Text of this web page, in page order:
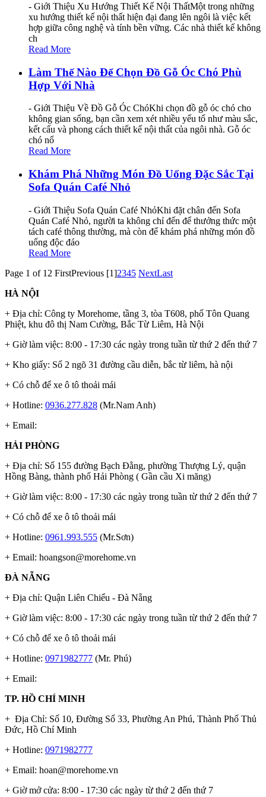
- Giới Thiệu Xu Hướng Thiết Kế Nội ThấtMột trong những
xu hướng thiết kế nội thất hiện đại đang lên ngôi là việc kết
hợp giữa công nghệ và tính bền vững. Các nhà thiết kế không
ch
Read More
Làm Thế Nào Để Chọn Đồ Gỗ Óc Chó Phù
Hợp Với Nhà
- Giới Thiệu Về Đồ Gỗ Óc ChóKhi chọn đồ gỗ óc chó cho
không gian sống, bạn cần xem xét nhiều yếu tố như màu sắc,
kết cấu và phong cách thiết kế nội thất của ngôi nhà. Gỗ óc
chó nổ
Read More
Khám Phá Những Món Đồ Uống Đặc Sắc Tại
Sofa Quán Café Nhỏ
- Giới Thiệu Sofa Quán Café NhỏKhi đặt chân đến Sofa
Quán Café Nhỏ, người ta không chỉ đến để thưởng thức một
tách café thông thường, mà còn để khám phá những món đồ
uống độc đáo
Read More
Page 1 of 12 FirstPrevious [1]2345 NextLast
HÀ NỘI
+ Địa chỉ: Công ty Morehome, tầng 3, tòa T608, phố Tôn Quang
Phiệt, khu đô thị Nam Cường, Bắc Từ Liêm, Hà Nội
+ Giờ làm việc: 8:00 - 17:30 các ngày trong tuần từ thứ 2 đến thứ 7
+ Kho giấy: Số 2 ngõ 31 đường cầu diễn, bắc từ liêm, hà nội
+ Có chỗ để xe ô tô thoải mái
+ Hotline: 0936.277.828 (Mr.Nam Anh)
+ Email:
HẢI PHÒNG
+ Địa chỉ: Số 155 đường Bạch Đằng, phường Thượng Lý, quận
Hồng Bàng, thành phố Hải Phòng ( Gần cầu Xi măng)
+ Giờ làm việc: 8:00 - 17:30 các ngày trong tuần từ thứ 2 đến thứ 7
+ Có chỗ để xe ô tô thoải mái
+ Hotline: 0961.993.555 (Mr.Sơn)
+ Email: hoangson@morehome.vn
ĐÀ NẴNG
+ Địa chỉ: Quận Liên Chiểu - Đà Nẵng
+ Giờ làm việc: 8:00 - 17:30 các ngày trong tuần từ thứ 2 đến thứ 7
+ Có chỗ để xe ô tô thoải mái
+ Hotline: 0971982777 (Mr. Phú)
+ Email:
TP. HỒ CHÍ MINH
+ Địa Chỉ: Số 10, Đường Số 33, Phường An Phú, Thành Phố Thủ
Đức, Hồ Chí Minh
+ Hotline: 0971982777
+ Email: hoan@morehome.vn
+ Giờ mở cửa: 8:00 - 17:30 các ngày từ thứ 2 đến thứ 7